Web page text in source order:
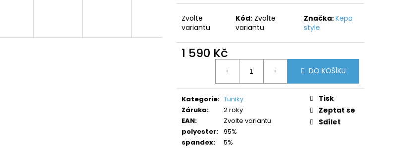
Zvolte
variantu
Kód: Zvolte
variantu
Značka:Kepa
style
1 590 Kč
DO KOŠÍKU
Kategorie: Tuniky
Záruka:
2 roky
EAN:
Zvolte variantu
polyester: 95%
spandex: 5%
Tisk
Zeptat se
Sdílet